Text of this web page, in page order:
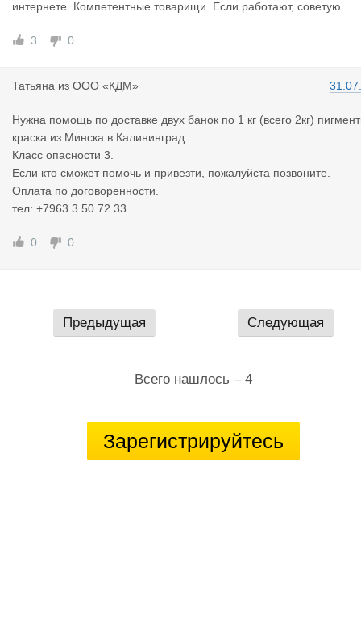
интернете. Компетентные товарищи. Если работают, советую.
3 0
Татьяна из ООО «КДМ»
Нужна помощь по доставке двух банок по 1 кг (всего 2кг)
краска из Минска в Калининград.
Класс опасности 3.
Если кто сможет помочь и привезти, пожалуйста позвоните.
Оплата по договоренности.
тел: +7963 3 50 72 33
0 0
Предыдущая Следующая
Всего нашлось – 4
Зарегистрируйтесь